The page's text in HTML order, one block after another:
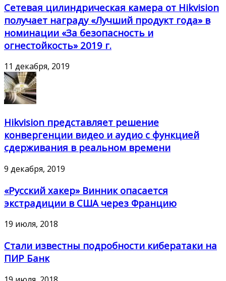
Сетевая цилиндрическая камера от Hikvision
получает награду «Лучший продукт года» в
номинации «За безопасность и
огнестойкость» 2019 г.
11 декабря, 2019
Hikvision представляет решение
конвергенции видео и аудио с функцией
сдерживания в реальном времени
9 декабря, 2019
«Русский хакер» Винник опасается
экстрадиции в США через Францию
19 июля, 2018
Стали известны подробности кибератаки на
ПИР Банк